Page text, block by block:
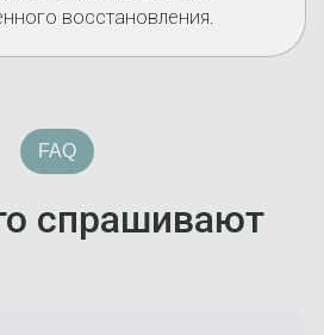
восстановления.
FAQ
спрашивают